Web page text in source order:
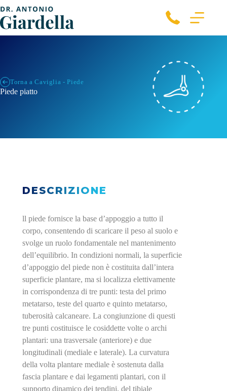
Torna a Caviglia - Piede
Piede piatto
DESCRIZIONE
ll piede fornisce la base d’appoggio a tutto il
corpo, consentendo di scaricare il peso al suolo e
svolge un ruolo fondamentale nel mantenimento
dell’equilibrio. In condizioni normali, la superficie
d’appoggio del piede non è costituita dall’intera
superficie plantare, ma si localizza elettivamente
in corrispondenza di tre punti: testa del primo
metatarso, teste del quarto e quinto metatarso,
tuberosità calcaneare. La congiunzione di questi
tre punti costituisce le cosiddette volte o archi
plantari: una trasversale (anteriore) e due
longitudinali (mediale e laterale). La curvatura
della volta plantare mediale è sostenuta dalla
fascia plantare e dai legamenti plantari, con il
supporto dinamico dei tendini, del tibiale